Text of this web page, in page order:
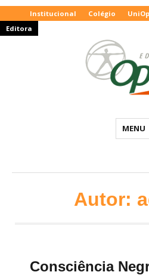
Institucional Colégio
Editora
Blog
Educacional
MENU
Autor:
Consciência